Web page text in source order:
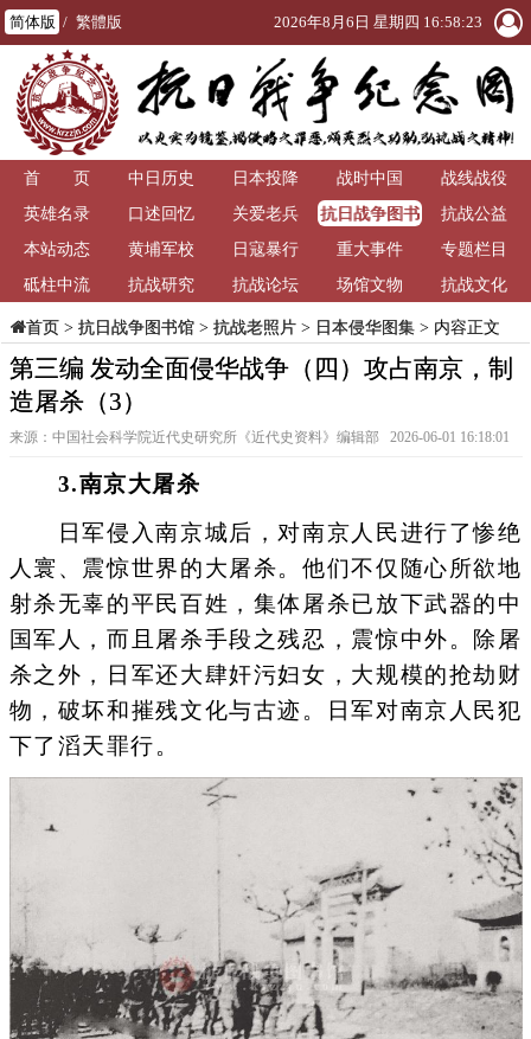
简体版 / 繁體版 2026年8月6日 星期四 16:58:25
首 页 中日历史 日本投降 战时中国
战线战役
英雄名录
口述回忆 关爱老兵
抗日战争图书
馆
抗战公益
本站动态
黄埔军校 日寇暴行 重大事件
专题栏目
砥柱中流
抗战研究 抗战论坛 场馆文物 抗战文化
首页> 抗日战争图书馆> 抗战老照片> 日本侵华图集> 内容正文
第三编 发动全面侵华战争（四）攻占南京，制
造屠杀（3）
来源：中国社会科学院近代史研究所《近代史资料》编辑部 2026-06-01 16:18:01
3.南京大屠杀
日军侵入南京城后，对南京人民进行了惨绝
人寰、震惊世界的大屠杀。他们不仅随心所欲地
射杀无辜的平民百姓，集体屠杀已放下武器的中
国军人，而且屠杀手段之残忍，震惊中外。除屠
杀之外，日军还大肆奸污妇女，大规模的抢劫财
物，破坏和摧残文化与古迹。日军对南京人民犯
下了滔天罪行。